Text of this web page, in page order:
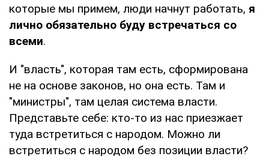
которые мы примем, люди начнут работать, я
лично обязательно буду встречаться со
всеми.
И "власть", которая там есть, сформирована
не на основе законов, но она есть. Там и
"министры", там целая система власти.
Представьте себе: кто-то из нас приезжает
туда встретиться с народом. Можно ли
встретиться с народом без позиции власти?